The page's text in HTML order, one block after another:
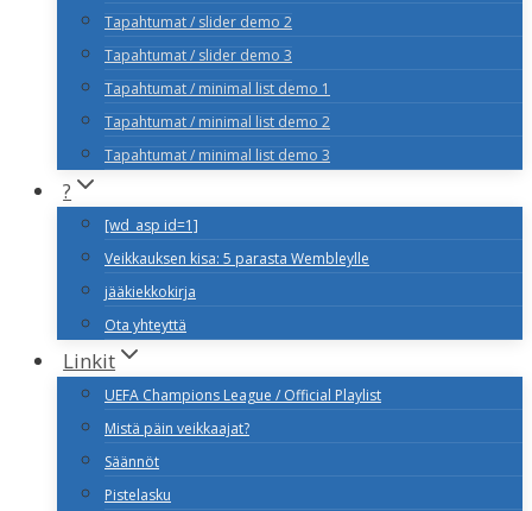
Tapahtumat / slider demo 2
Tapahtumat / slider demo 3
Tapahtumat / minimal list demo 1
Tapahtumat / minimal list demo 2
Tapahtumat / minimal list demo 3
?
[wd_asp id=1]
Veikkauksen kisa: 5 parasta Wembleylle
jääkiekkokirja
Ota yhteyttä
Linkit
UEFA Champions League / Official Playlist
Mistä päin veikkaajat?
Säännöt
Pistelasku